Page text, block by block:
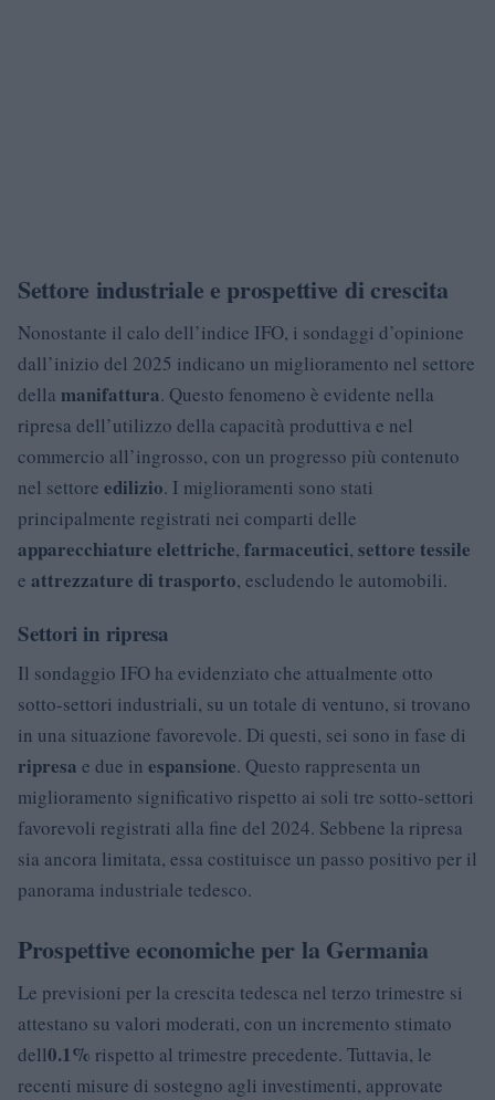
Settore industriale e prospettive di crescita
Nonostante il calo dell’indice IFO, i sondaggi d’opinione
dall’inizio del 2025 indicano un miglioramento nel settore
della manifattura. Questo fenomeno è evidente nella
ripresa dell’utilizzo della capacità produttiva e nel
commercio all’ingrosso, con un progresso più contenuto
nel settore edilizio. I miglioramenti sono stati
principalmente registrati nei comparti delle
apparecchiature elettriche, farmaceutici, settore tessile
e attrezzature di trasporto, escludendo le automobili.
Settori in ripresa
Il sondaggio IFO ha evidenziato che attualmente otto
sotto-settori industriali, su un totale di ventuno, si trovano
in una situazione favorevole. Di questi, sei sono in fase di
ripresa e due in espansione. Questo rappresenta un
miglioramento significativo rispetto ai soli tre sotto-settori
favorevoli registrati alla fine del 2024. Sebbene la ripresa
sia ancora limitata, essa costituisce un passo positivo per il
panorama industriale tedesco.
Prospettive economiche per la Germania
Le previsioni per la crescita tedesca nel terzo trimestre si
attestano su valori moderati, con un incremento stimato
dell0.1% rispetto al trimestre precedente. Tuttavia, le
recenti misure di sostegno agli investimenti, approvate